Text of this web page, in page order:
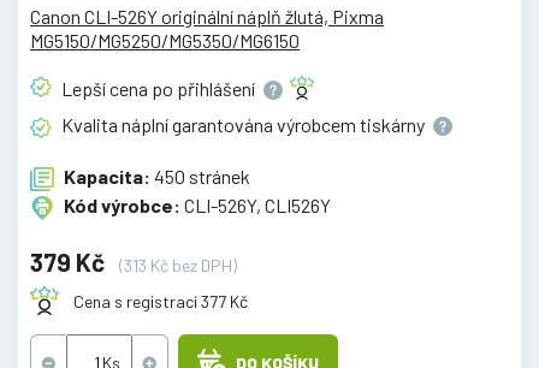
Canon CLI-526Y originální náplň žlutá, Pixma
MG5150/MG5250/MG5350/MG6150
Lepší cena po přihlášení
Kvalita náplní garantována výrobcem tiskárny
Kapacita: 450 stránek
Kód výrobce: CLI-526Y, CLI526Y
379 Kč
(313 Kč bez DPH)
Cena s registrací 377 Kč
DO KOŠÍKU